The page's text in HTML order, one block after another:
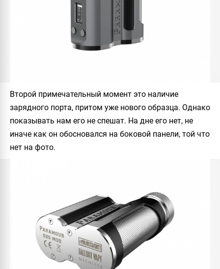
Второй примечательный момент это наличие
зарядного порта, притом уже нового образца. Однако
показывать нам его не спешат. На дне его нет, не
иначе как он обосновался на боковой панели, той что
нет на фото.